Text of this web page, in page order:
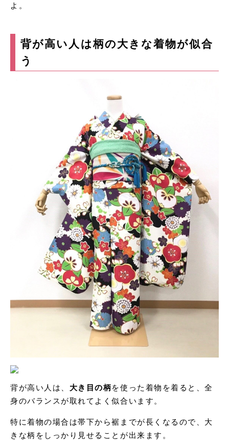
よ。
背が高い人は柄の大きな着物が似合
う
背が高い人は、 大き目の柄を使った着物を着ると、全
身のバランスが取れてよく似合います。
特に着物の場合は帯下から裾までが長くなるので、大
きな柄をしっかり見せることが出来ます。